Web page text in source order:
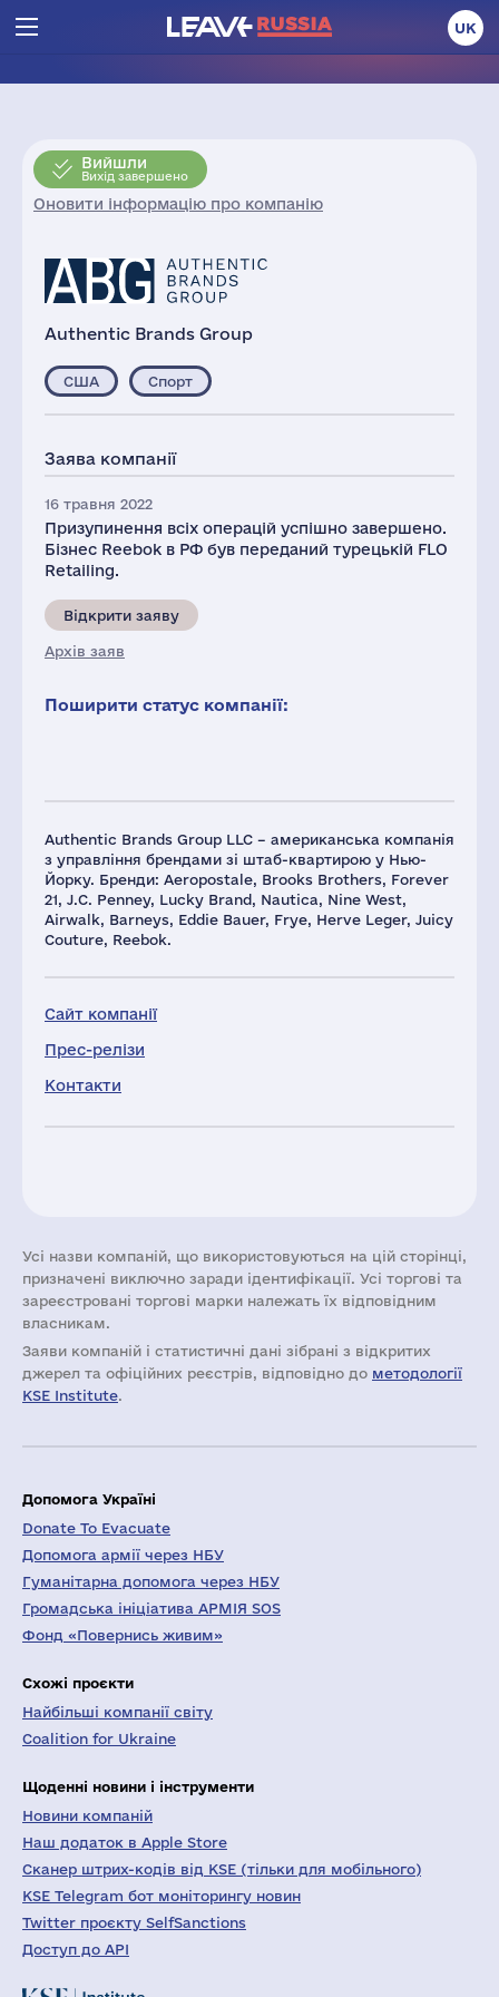
UK
Вийшли
Вихід завершено
Оновити інформацію про компанію
Authentic Brands Group
Authentic Brands Group LLC – американська компанія
з управління брендами зі штаб-квартирою у Нью-
Йорку. Бренди: Aeropostale, Brooks Brothers, Forever
21, J.C. Penney, Lucky Brand, Nautica, Nine West,
Airwalk, Barneys, Eddie Bauer, Frye, Herve Leger, Juicy
Couture, Reebok.
Сайт компанії
Прес-релізи
Контакти
США Спорт
Заява компанії
16 травня 2022
Призупинення всіх операцій успішно завершено.
Бізнес Reebok в РФ був переданий турецькій FLO
Retailing.
Відкрити заяву
Архів заяв
Поширити статус компанії:
Усі назви компаній, що використовуються на цій сторінці,
призначені виключно заради ідентифікації. Усі торгові та
зареєстровані торгові марки належать їх відповідним
власникам.
Заяви компаній i статистичні дані зібрані з відкритих
джерел та офіційних реєстрів, відповідно до методології
KSE Institute.
Допомога Україні
Donate To Evacuate
Допомога армії через НБУ
Гуманітарна допомога через НБУ
Громадська ініціатива АРМІЯ SOS
Фонд «Повернись живим»
Схожі проєкти
Найбільші компанії світу
Coalition for Ukraine
Щоденні новини і інструменти
Новини компаній
Наш додаток в Apple Store
Сканер штрих-кодів від KSE (тільки для мобільного)
KSE Telegram бот моніторингу новин
Twitter проєкту SelfSanctions
Доступ до API